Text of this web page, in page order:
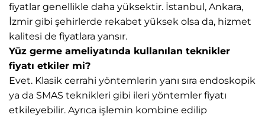
fiyatlar genellikle daha yüksektir. İstanbul, Ankara,
İzmir gibi şehirlerde rekabet yüksek olsa da, hizmet
kalitesi de fiyatlara yansır.
Yüz germe ameliyatında kullanılan teknikler
fiyatı etkiler mi?
Evet. Klasik cerrahi yöntemlerin yanı sıra endoskopik
ya da SMAS teknikleri gibi ileri yöntemler fiyatı
etkileyebilir. Ayrıca işlemin kombine edilip